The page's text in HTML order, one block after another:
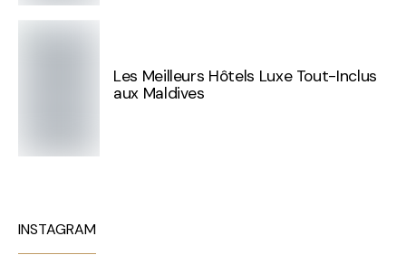
Les Meilleurs Hôtels Luxe Tout-Inclus
aux Maldives
INSTAGRAM